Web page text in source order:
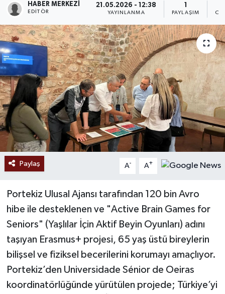
HABER MERKEZI
EDITÖR
21.05.2026 - 12:38
YAYINLANMA
1
PAYLAŞIM
Paylaş A- A+
Portekiz Ulusal Ajansı tarafından 120 bin Avro
hibe ile desteklenen ve "Active Brain Games for
Seniors" (Yaşlılar İçin Aktif Beyin Oyunları) adını
taşıyan Erasmus+ projesi, 65 yaş üstü bireylerin
bilişsel ve fiziksel becerilerini korumayı amaçlıyor.
Portekiz’den Universidade Sénior de Oeiras
koordinatörlüğünde yürütülen projede; Türkiye’yi